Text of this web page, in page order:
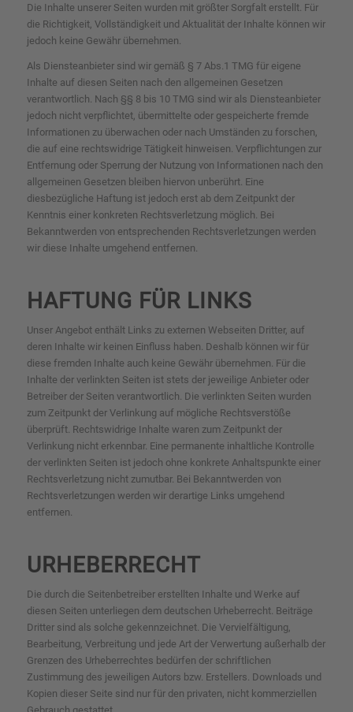
Die Inhalte unserer Seiten wurden mit größter Sorgfalt erstellt. Für
die Richtigkeit, Vollständigkeit und Aktualität der Inhalte können wir
jedoch keine Gewähr übernehmen.
Als Diensteanbieter sind wir gemäß § 7 Abs.1 TMG für eigene
Inhalte auf diesen Seiten nach den allgemeinen Gesetzen
verantwortlich. Nach §§ 8 bis 10 TMG sind wir als Diensteanbieter
jedoch nicht verpflichtet, übermittelte oder gespeicherte fremde
Informationen zu überwachen oder nach Umständen zu forschen,
die auf eine rechtswidrige Tätigkeit hinweisen. Verpflichtungen zur
Entfernung oder Sperrung der Nutzung von Informationen nach den
allgemeinen Gesetzen bleiben hiervon unberührt. Eine
diesbezügliche Haftung ist jedoch erst ab dem Zeitpunkt der
Kenntnis einer konkreten Rechtsverletzung möglich. Bei
Bekanntwerden von entsprechenden Rechtsverletzungen werden
wir diese Inhalte umgehend entfernen.
HAFTUNG FÜR LINKS
Unser Angebot enthält Links zu externen Webseiten Dritter, auf
deren Inhalte wir keinen Einfluss haben. Deshalb können wir für
diese fremden Inhalte auch keine Gewähr übernehmen. Für die
Inhalte der verlinkten Seiten ist stets der jeweilige Anbieter oder
Betreiber der Seiten verantwortlich. Die verlinkten Seiten wurden
zum Zeitpunkt der Verlinkung auf mögliche Rechtsverstöße
überprüft. Rechtswidrige Inhalte waren zum Zeitpunkt der
Verlinkung nicht erkennbar. Eine permanente inhaltliche Kontrolle
der verlinkten Seiten ist jedoch ohne konkrete Anhaltspunkte einer
Rechtsverletzung nicht zumutbar. Bei Bekanntwerden von
Rechtsverletzungen werden wir derartige Links umgehend
entfernen.
URHEBERRECHT
Die durch die Seitenbetreiber erstellten Inhalte und Werke auf
diesen Seiten unterliegen dem deutschen Urheberrecht. Beiträge
Dritter sind als solche gekennzeichnet. Die Vervielfältigung,
Bearbeitung, Verbreitung und jede Art der Verwertung außerhalb der
Grenzen des Urheberrechtes bedürfen der schriftlichen
Zustimmung des jeweiligen Autors bzw. Erstellers. Downloads und
Kopien dieser Seite sind nur für den privaten, nicht kommerziellen